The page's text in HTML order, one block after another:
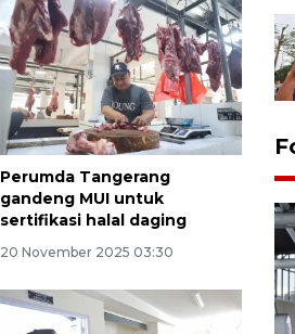
Perumda Tangerang
gandeng MUI untuk
sertifikasi halal daging
20 November 2025 03:30